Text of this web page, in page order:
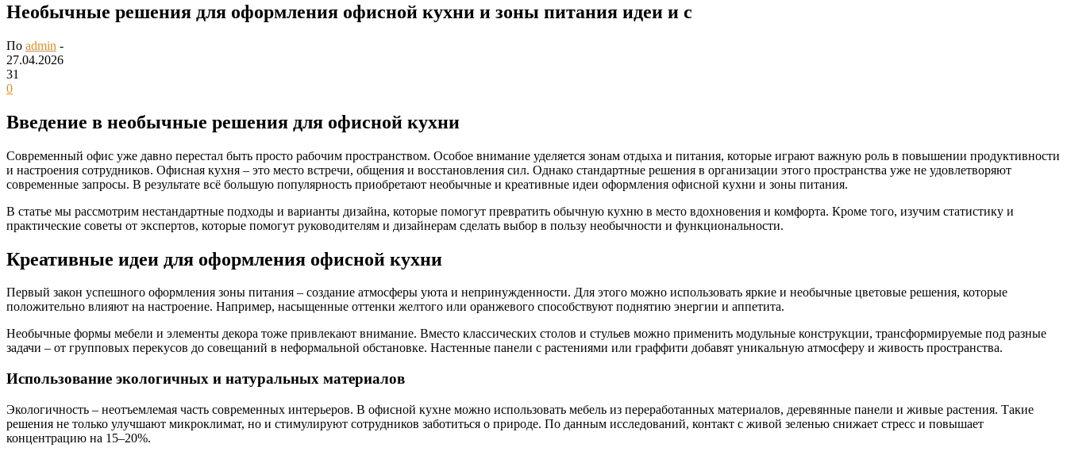
Необычные решения для оформления офисной кухни и зоны питания идеи и с
По admin -
27.04.2026
31
0
Введение в необычные решения для офисной кухни
Современный офис уже давно перестал быть просто рабочим пространством. Особое внимание уделяется зонам отдыха и питания, которые играют важную роль в повышении продуктивности
и настроения сотрудников. Офисная кухня – это место встречи, общения и восстановления сил. Однако стандартные решения в организации этого пространства уже не удовлетворяют
современные запросы. В результате всё большую популярность приобретают необычные и креативные идеи оформления офисной кухни и зоны питания.
В статье мы рассмотрим нестандартные подходы и варианты дизайна, которые помогут превратить обычную кухню в место вдохновения и комфорта. Кроме того, изучим статистику и
практические советы от экспертов, которые помогут руководителям и дизайнерам сделать выбор в пользу необычности и функциональности.
Креативные идеи для оформления офисной кухни
Первый закон успешного оформления зоны питания – создание атмосферы уюта и непринужденности. Для этого можно использовать яркие и необычные цветовые решения, которые
положительно влияют на настроение. Например, насыщенные оттенки желтого или оранжевого способствуют поднятию энергии и аппетита.
Необычные формы мебели и элементы декора тоже привлекают внимание. Вместо классических столов и стульев можно применить модульные конструкции, трансформируемые под разные
задачи – от групповых перекусов до совещаний в неформальной обстановке. Настенные панели с растениями или граффити добавят уникальную атмосферу и живость пространства.
Использование экологичных и натуральных материалов
Экологичность – неотъемлемая часть современных интерьеров. В офисной кухне можно использовать мебель из переработанных материалов, деревянные панели и живые растения. Такие
решения не только улучшают микроклимат, но и стимулируют сотрудников заботиться о природе. По данным исследований, контакт с живой зеленью снижает стресс и повышает
концентрацию на 15–20%.